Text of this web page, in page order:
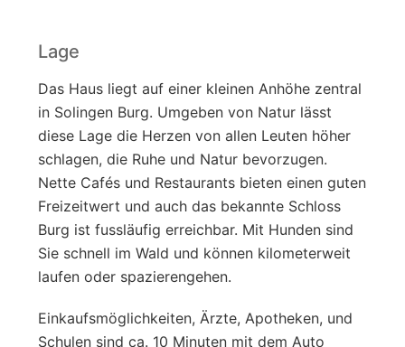
Käufern
- Gäste WC
- überarbeitete Fassade
- Terrasse
- Carport und ein zus. Stellplatz
- Garten
- Kaminofen
Lage
Das Haus liegt auf einer kleinen Anhöhe zentral
in Solingen Burg. Umgeben von Natur lässt
diese Lage die Herzen von allen Leuten höher
schlagen, die Ruhe und Natur bevorzugen.
Nette Cafés und Restaurants bieten einen guten
Freizeitwert und auch das bekannte Schloss
Burg ist fussläufig erreichbar. Mit Hunden sind
Sie schnell im Wald und können kilometerweit
laufen oder spazierengehen.
Einkaufsmöglichkeiten, Ärzte, Apotheken, und
Schulen sind ca. 10 Minuten mit dem Auto